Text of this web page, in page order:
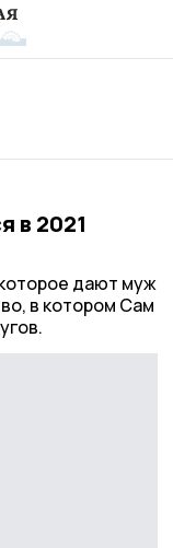
в 2021
дают муж
в котором Сам